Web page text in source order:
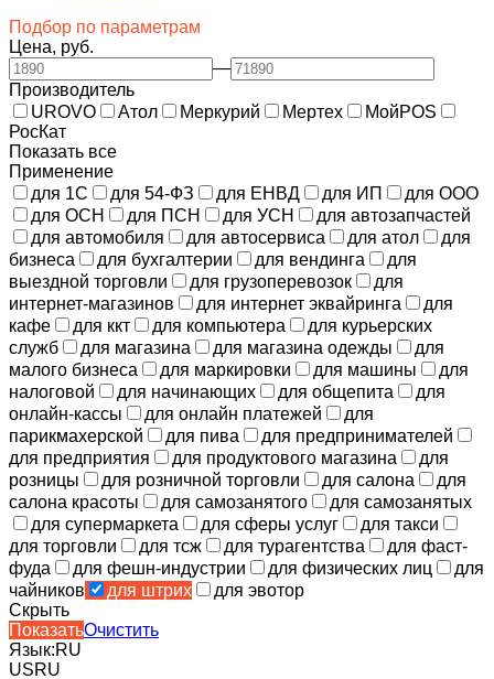
Подбор по параметрам
Цена, руб.
—
Производитель
UROVO
Атол Меркурий Мертех
МойPOS
РосКат
Показать все
Применение
для 1С
для 54-ФЗ для ЕНВД для ИП
для ООО
для ОСН
для ПСН для УСН
для автозапчастей
для автомобиля
для автосервиса для атол
для
бизнеса
для бухгалтерии для вендинга
для
выездной торговли
для грузоперевозок
для
интернет-магазинов
для интернет эквайринга
для
кафе
для ккт для компьютера
для курьерских
служб
для магазина для магазина одежды
для
малого бизнеса
для маркировки для машины
для
налоговой
для начинающих для общепита
для
онлайн-кассы
для онлайн платежей
для
парикмахерской
для пива
для предпринимателей
для предприятия
для продуктового магазина
для
розницы
для розничной торговли для салона
для
салона красоты
для самозанятого
для самозанятых
для супермаркета
для сферы услуг
для такси
для торговли
для тсж для турагентства
для фаст-
фуда
для фешн-индустрии для физических лиц
для
чайников
для штрих
для эвотор
Скрыть
ПоказатьОчистить
Язык:RU
USRU